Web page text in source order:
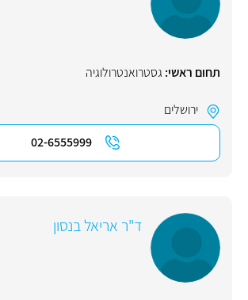
תחום ראשי: גסטרואנטרולוגיה
ירושלים
02-6555999
ד"ר אריאל בנסון